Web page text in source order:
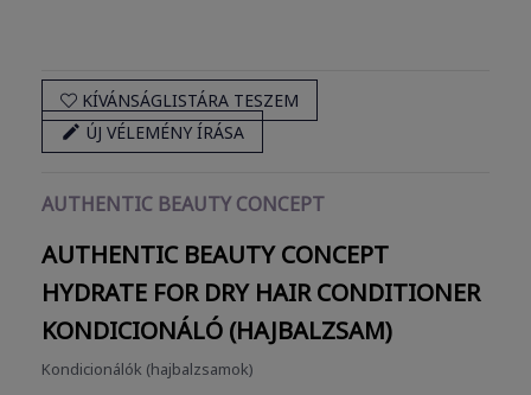
KÍVÁNSÁGLISTÁRA TESZEM
 ÚJ VÉLEMÉNY ÍRÁSA
AUTHENTIC BEAUTY CONCEPT
AUTHENTIC BEAUTY CONCEPT
HYDRATE FOR DRY HAIR CONDITIONER
KONDICIONÁLÓ (HAJBALZSAM)
Kondicionálók (hajbalzsamok)